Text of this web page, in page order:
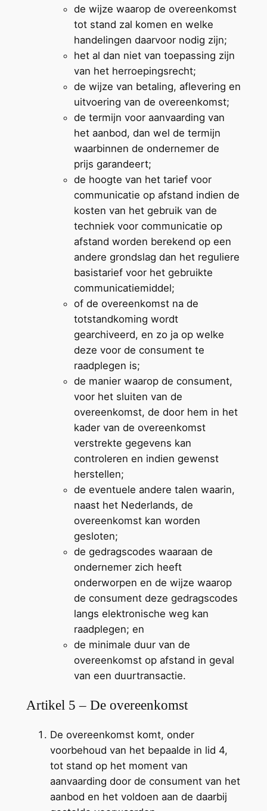
de wijze waarop de overeenkomst
tot stand zal komen en welke
handelingen daarvoor nodig zijn;
het al dan niet van toepassing zijn
van het herroepingsrecht;
de wijze van betaling, aflevering en
uitvoering van de overeenkomst;
de termijn voor aanvaarding van
het aanbod, dan wel de termijn
waarbinnen de ondernemer de
prijs garandeert;
de hoogte van het tarief voor
communicatie op afstand indien de
kosten van het gebruik van de
techniek voor communicatie op
afstand worden berekend op een
andere grondslag dan het reguliere
basistarief voor het gebruikte
communicatiemiddel;
of de overeenkomst na de
totstandkoming wordt
gearchiveerd, en zo ja op welke
deze voor de consument te
raadplegen is;
de manier waarop de consument,
voor het sluiten van de
overeenkomst, de door hem in het
kader van de overeenkomst
verstrekte gegevens kan
controleren en indien gewenst
herstellen;
de eventuele andere talen waarin,
naast het Nederlands, de
overeenkomst kan worden
gesloten;
de gedragscodes waaraan de
ondernemer zich heeft
onderworpen en de wijze waarop
de consument deze gedragscodes
langs elektronische weg kan
raadplegen; en
de minimale duur van de
overeenkomst op afstand in geval
van een duurtransactie.
Artikel 5 – De overeenkomst
De overeenkomst komt, onder
voorbehoud van het bepaalde in lid 4,
tot stand op het moment van
aanvaarding door de consument van het
aanbod en het voldoen aan de daarbij